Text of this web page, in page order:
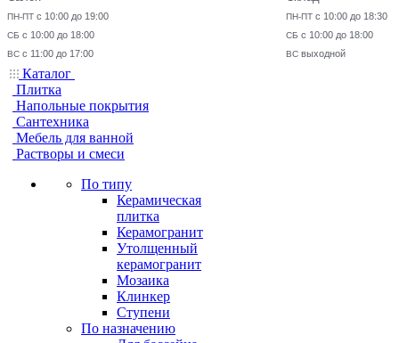
ПН-ПТ с 10:00 до 19:00
СБ с 10:00 до 18:00
ВС с 11:00 до 17:00
ПН-ПТ с 10:00 до 18:30
СБ с 10:00 до 18:00
ВС выходной
Каталог
Плитка
Напольные покрытия
Сантехника
Мебель для ванной
Растворы и смеси
По типу
Керамическая
плитка
Керамогранит
Утолщенный
керамогранит
Мозаика
Клинкер
Ступени
По назначению